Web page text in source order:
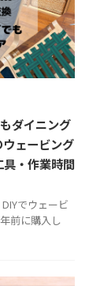
ダイニング
ェービング
・作業時間
でウェービ
前に購入し